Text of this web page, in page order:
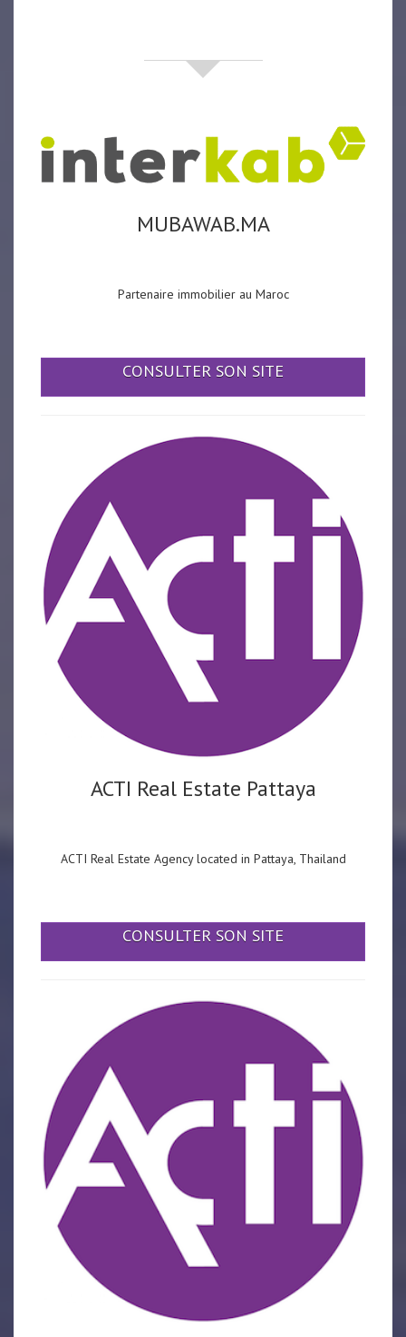
MUBAWAB.MA
Partenaire immobilier au Maroc
CONSULTER SON SITE
ACTI Real Estate Pattaya
ACTI Real Estate Agency located in Pattaya, Thailand
CONSULTER SON SITE